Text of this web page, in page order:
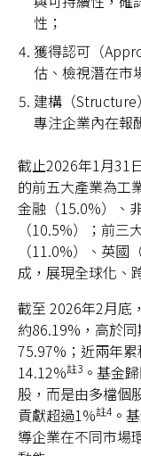
性；
獲得認可（
估、檢視潛在市
建構（Structure
專注企業內在報
截止2026年1月31
的前五大產業為工
金融（15.0%）、
（10.5%）；前
（11.0%）、英
成，展現全球化、
截至 2026年2月底
約86.19%，高於
75.97%；近兩年
14.12%註3 。基金
股，而是由多檔個
貢獻超過1%註4 。
導企業在不同市場